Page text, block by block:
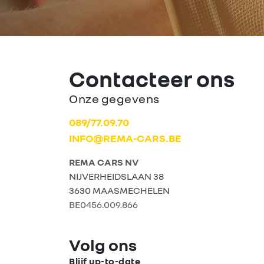
Contacteer ons
Onze gegevens
089/77.09.70
INFO@REMA-CARS.BE
REMA CARS NV
NIJVERHEIDSLAAN 38
3630 MAASMECHELEN
BE0456.009.866
Volg ons
Blijf up-to-date